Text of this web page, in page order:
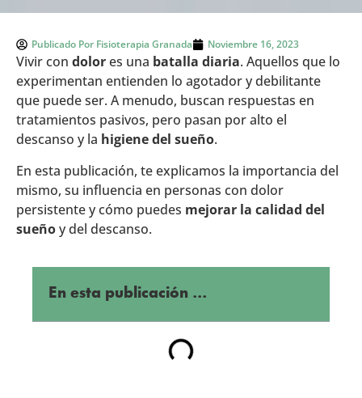
Publicado Por Fisioterapia Granada Noviembre 16, 2023
Vivir con dolores una batalla diaria. Aquellos que lo
experimentan entienden lo agotador y debilitante
que puede ser. A menudo, buscan respuestas en
tratamientos pasivos, pero pasan por alto el
descanso y la higiene del sueño.
En esta publicación, te explicamos la importancia del
mismo, su influencia en personas con dolor
persistente y cómo puedes mejorar la calidad del
sueñoy del descanso.
En esta publicación ...